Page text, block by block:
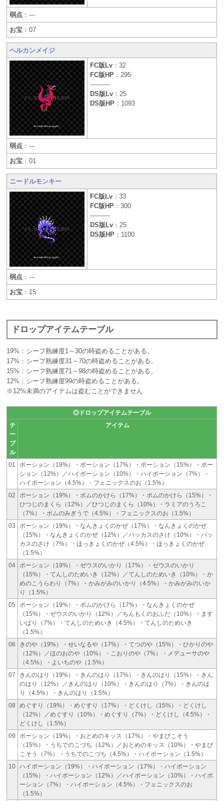
弱点 ：---
お宝 ：07
ヘルカンメイジ
FC版Lv ：32
FC版HP ：295
----------
DS版Lv ：25
DS版HP ：1093
弱点 ：---
お宝 ：01
ニードルモンキー
FC版Lv ：33
FC版HP ：300
----------
DS版Lv ：25
DS版HP ：1100
弱点 ：---
お宝 ：15
ドロップアイテムテーブル
19%：シーフ熟練度1～30の時盗めることがある。
17%：シーフ熟練度31～70の時盗めることがある。
15%：シーフ熟練度71～98の時盗めることがある。
12%：シーフ熟練度99の時盗めることがある。
※12%未満のアイテムは盗むことができません
◎ドロップアイテムテーブル
テ
ー
ブ
ル
アイテム
01
ポーション（19%）・ポーション（17%）・ポーション（15%）・ポー
ション（12%）／ハイポーション（10%）・ハイポーション（7%）・
ハイポーション（4.5%）・フェニックスのお（1.5%）
02
ポーション（19%）・ボムのかけら（17%）・ボムのかけら（15%）・
ひつじのまくら（12%）／ひつじのまくら（10%）・ラミアのうろこ
（7%）・ボムのみぎうで（4.5%）・フェニックスのお（1.5%）
03
ポーション（19%）・なんきょくのかぜ（17%）・なんきょくのかぜ
（15%）・なんきょくのかぜ（12%）／バッカスのさけ（10%）・バッ
カスのさけ（7%）・ほっきょくのかぜ（4.5%）・ほっきょくのかぜ
（1.5%）
04
ポーション（19%）・ゼウスのいかり（17%）・ゼウスのいかり
（15%）・てんしのためいき（12%）／てんしのためいき（10%）・か
めのこうらわり（7%）・かみがみのいかり（4.5%）・かみがみのいか
り（1.5%）
05
ポーション（19%）・ボムのかけら（17%）・なんきょくのかぜ
（15%）・ゼウスのいかり（12%）／ちんもくのおふだ（10%）・ます
いばり（7%）・てんしのためいき（4.5%）・てんしのためいき
（1.5%）
06
きのや（19%）・せいなるや（17%）・てつのや（15%）・ひかりのや
（12%）／ほのおのや（10%）・こおりのや（7%）・メデューサのや
（4.5%）・よいちのや（1.5%）
07
きんのはり（19%）・きんのはり（17%）・きんのはり（15%）・きん
のはり（12%）／きんのはり（10%）・きんのはり（7%）・きんのは
り（4.5%）・きんのはり（1.5%）
08
めぐすり（19%）・めぐすり（17%）・どくけし（15%）・どくけし
（12%）／めぐすり（10%）・めぐすり（7%）・どくけし（4.5%）・
どくけし（1.5%）
09
ポーション（19%）・おとめのキッス（17%）・やまびこそう
（15%）・うちでのこづち（12%）／おとめのキッス（10%）・やまび
こそう（7%）・うちでのこづち（4.5%）・ハイポーション（1.5%）
10
ハイポーション（19%）・ハイポーション（17%）・ハイポーション
（15%）・ハイポーション（12%）／ハイポーション（10%）・ハイポ
ーション（7%）・ハイポーション（4.5%）・フェニックスのお
（1.5%）